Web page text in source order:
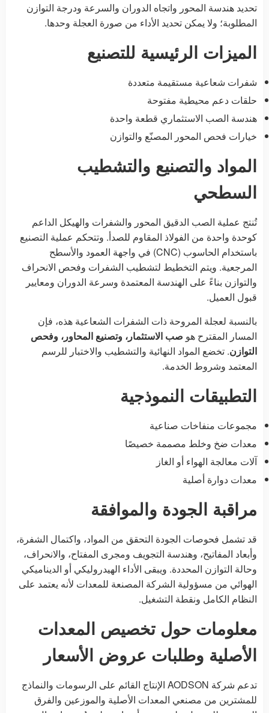
تحديد هندسة المحور واتجاه الدوران والسرعة ودرجة التوازن
المطلوبة؛ ولا يمكن تحديد الأداء من صورة العجلة وحدها.
الميزات الرئيسية للتصنيع
شفرات شعاعية مستقيمة متعددة
حلقات دعم محيطية مفتوحة
هندسة الصب الاستثماري قطعة واحدة
خيارات فحص المحور المصنّع والتوازن
المواد والتصنيع والتشطيب
السطحي
تُنتج عملية الصب الدقيق المحور والشفرات والهيكل الداعم
كوحدة واحدة من الفولاذ المقاوم للصدأ. وتتحكم عملية التصنيع
باستخدام الحاسوب (CNC) في واجهة العمود والأسطح
المرجعية. ويتم التخطيط لتشطيب الشفرات وفحص الانحراف
والتوازن بناءً على الهندسة المعتمدة وسرعة الدوران ومعايير
قبول العميل.
بالنسبة لعجلة المروحة ذات الشفرات الشعاعية هذه، فإن
المسار المقترح هو صب الاستثمار، وتصنيع المحاور، وفحص
التوازن. تخضع المواد النهائية والتشطيب والاختبار للرسم
المعتمد وشروط الخدمة.
التطبيقات النموذجية
مجموعات منفاخات صناعية
معدات ضخ وخلط مصممة خصيصًا
آلات معالجة الهواء أو الغاز
معدات دوارة أصلية
مراقبة الجودة والموافقة
قد تشمل فحوصات الجودة التحقق من المواد، واكتمال الشفرة،
وأبعاد المفاتيح، وهندسة التجويف ومجرى المفتاح، والانحراف،
وحالة التوازن المحددة. ويبقى الأداء الهيدروليكي أو الديناميكي
الهوائي من مسؤولية الشركة المصنعة للمعدات لأنه يعتمد على
النظام الكامل ونقطة التشغيل.
معلومات حول تخصيص المعدات
الأصلية وطلبات عروض الأسعار
تدعم شركة AODSON الإنتاج القائم على الرسومات والنماذج
للمشترين من مصنعي المعدات الأصلية والموزعين والفرق